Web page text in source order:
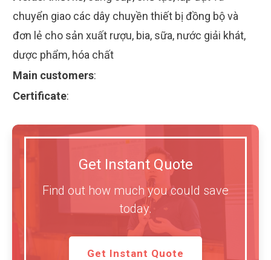
chuyển giao các dây chuyền thiết bị đồng bộ và
đơn lẻ cho sản xuất rượu, bia, sữa, nước giải khát,
dược phẩm, hóa chất
Main customers:
Certificate:
Get Instant Quote
Find out how much you could save
today.
Get Instant Quote